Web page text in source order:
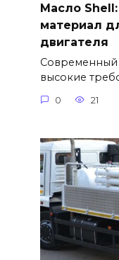
Масло
материал
двигателя
Современный
высокие
0 21